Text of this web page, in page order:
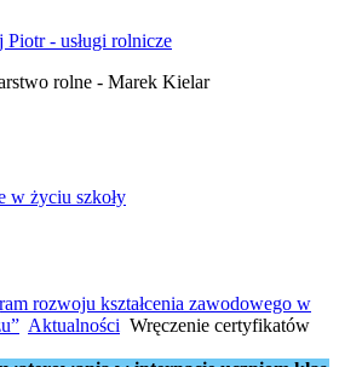
Piotr - usługi rolnicze
rolne - Marek Kielar
w życiu szkoły
rozwoju kształcenia zawodowego w
Aktualności Wręczenie certyfikatów